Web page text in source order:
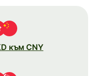
към CNY